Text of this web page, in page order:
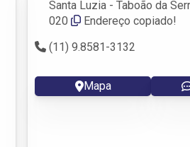
Santa Luzia - Taboão da
020
Endereço copiado!
(11) 9.8581-3132
Mapa